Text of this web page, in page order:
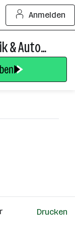
Anmelden
Projektingenieur Elektrotechnik & Automatisierung (m/w/d)
Drucken